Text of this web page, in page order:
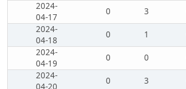
2024-
04-17
0 3
2024-
04-18
0 1
2024-
04-19
0 0
2024-
04-20
0 3